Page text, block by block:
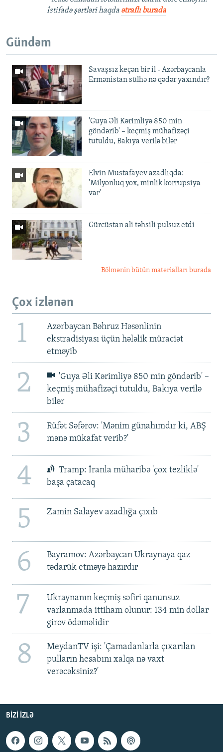
İstifadə şərtləri haqda ətraflı burada
Gündəm
Savaşsız keçən bir il - Azərbaycanla
Ermənistan sülhə nə qədər yaxındır?
'Guya Əli Kərimliyə 850 min
göndərib' – keçmiş mühafizəçi
tutuldu, Bakıya verilə bilər
Elvin Mustafayev azadlıqda:
'Milyonluq yox, minlik korrupsiya
var'
Gürcüstan ali təhsili pulsuz etdi
Bölmənin bütün materialları burada
Çox izlənən
1
Azərbaycan Bəhruz Həsənlinin
ekstradisiyası üçün hələlik müraciət
etməyib
2
'Guya Əli Kərimliyə 850 min göndərib' –
keçmiş mühafizəçi tutuldu, Bakıya verilə
bilər
3
Rüfət Səfərov: 'Mənim günahımdır ki, ABŞ
mənə mükafat verib?'
4
Tramp: İranla müharibə 'çox tezliklə'
başa çatacaq
5 Zamin Salayev azadlığa çıxıb
6
Bayramov: Azərbaycan Ukraynaya qaz
tədarük etməyə hazırdır
7
Ukraynanın keçmiş səfiri qanunsuz
varlanmada ittiham olunur: 134 min dollar
girov ödəməlidir
8
MeydanTV işi: 'Çamadanlarla çıxarılan
pulların hesabını xalqa nə vaxt
verəcəksiniz?'
BIZI IZLƏ